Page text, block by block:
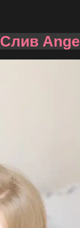
Слив